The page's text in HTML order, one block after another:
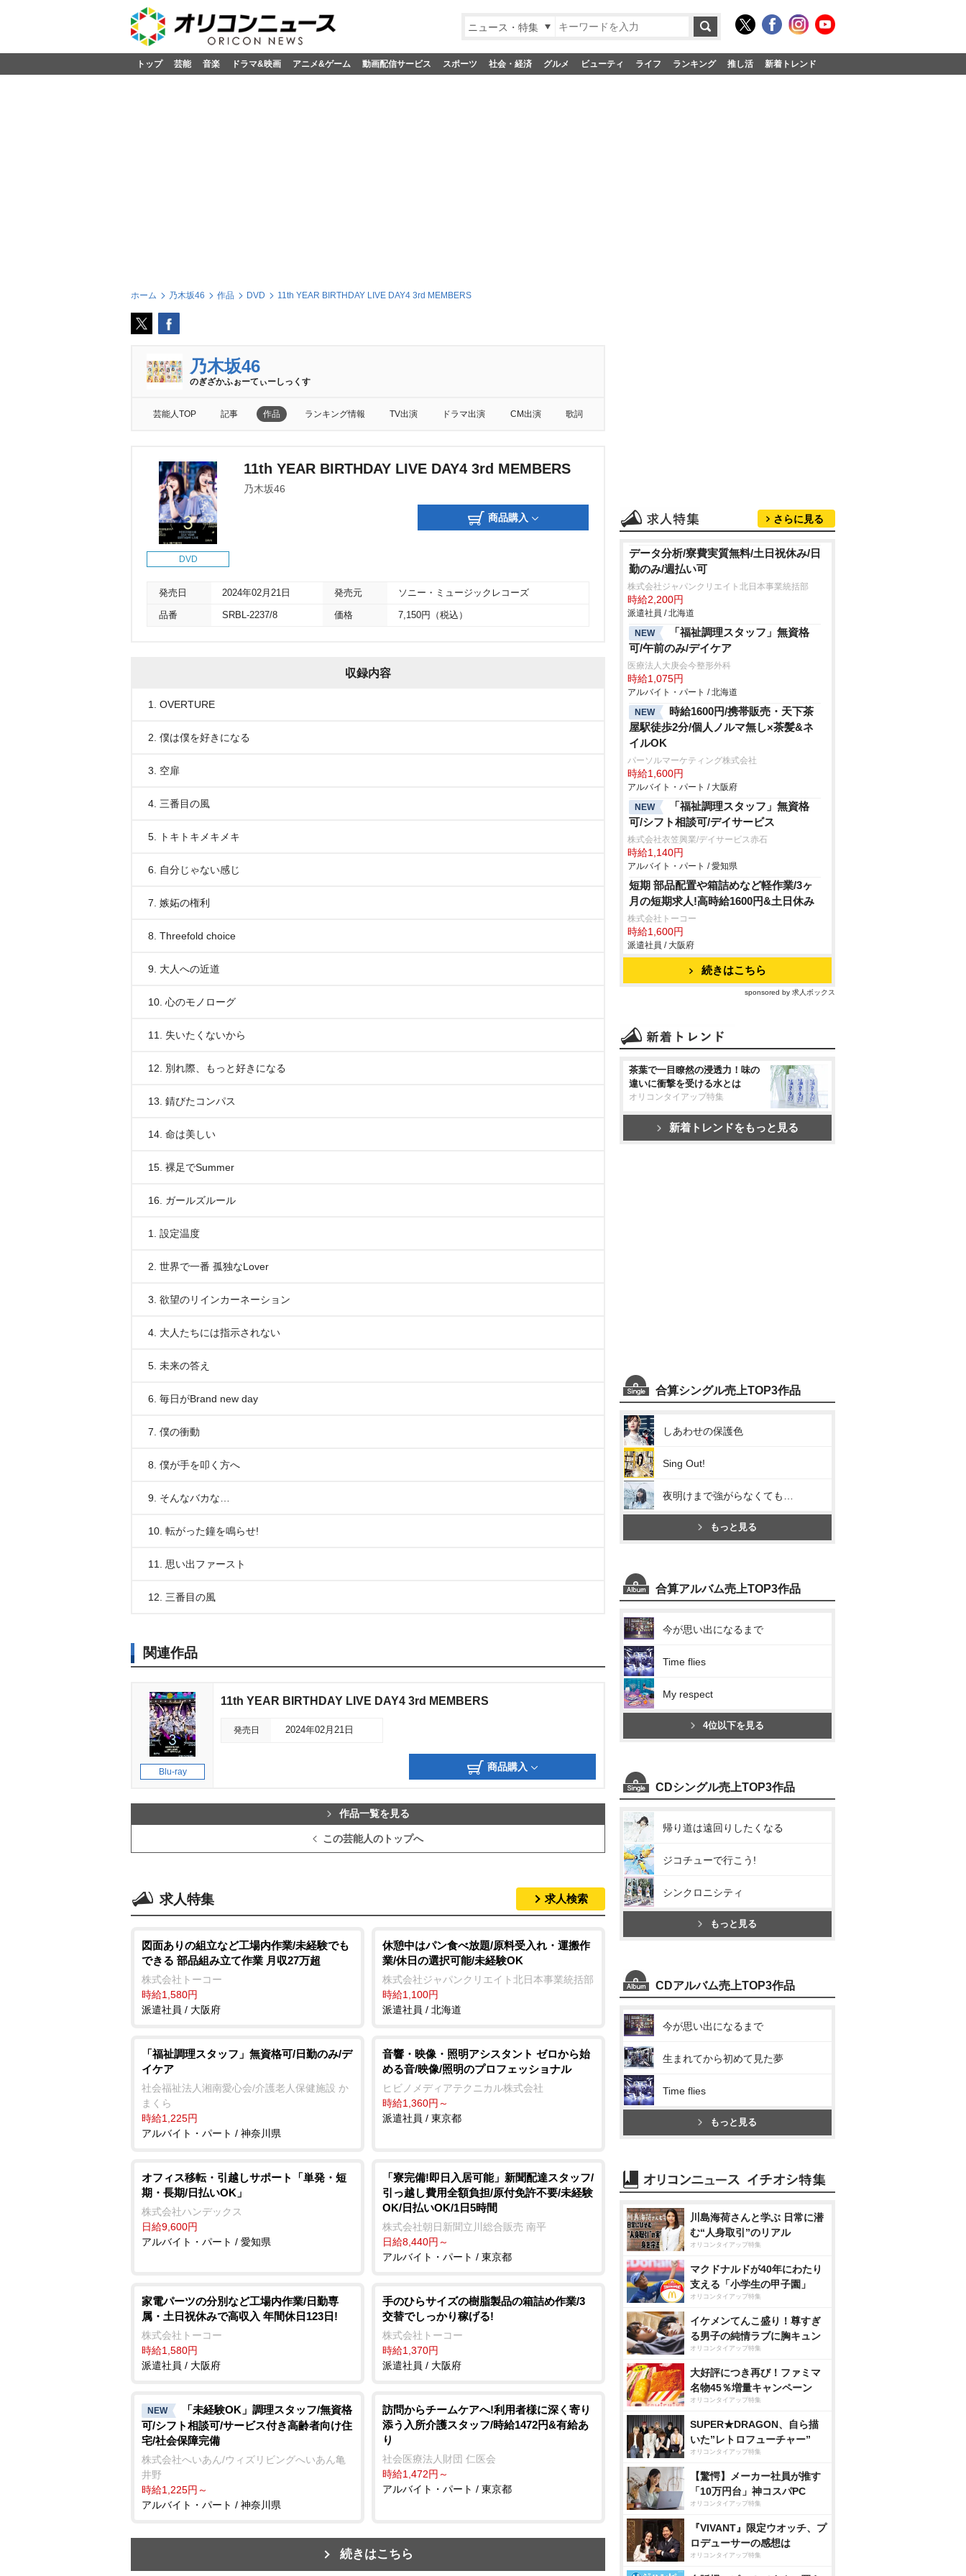
ニュース・特集
トップ 芸能 音楽 ドラマ&映画 アニメ&ゲーム 動画配信サービス スポーツ 社会・経済 グルメ ビューティ ライフ ランキング 推し活 新着トレンド
ホーム 乃木坂46 作品 DVD 11th YEAR BIRTHDAY LIVE DAY4 3rd MEMBERS
乃木坂46
のぎざかふぉーてぃーしっくす
芸能人TOP 記事 作品 ランキング情報 TV出演 ドラマ出演 CM出演 歌詞
DVD
11th YEAR BIRTHDAY LIVE DAY4 3rd MEMBERS
乃木坂46
商品購入
発売日 2024年02月21日 発売元 ソニー・ミュージックレコーズ
品番 SRBL-2237/8 価格 7,150円（税込）
収録内容
1. OVERTURE
2. 僕は僕を好きになる
3. 空扉
4. 三番目の風
5. トキトキメキメキ
6. 自分じゃない感じ
7. 嫉妬の権利
8. Threefold choice
9. 大人への近道
10. 心のモノローグ
11. 失いたくないから
12. 別れ際、もっと好きになる
13. 錆びたコンパス
14. 命は美しい
15. 裸足でSummer
16. ガールズルール
1. 設定温度
2. 世界で一番 孤独なLover
3. 欲望のリインカーネーション
4. 大人たちには指示されない
5. 未来の答え
6. 毎日がBrand new day
7. 僕の衝動
8. 僕が手を叩く方へ
9. そんなバカな…
10. 転がった鐘を鳴らせ!
11. 思い出ファースト
12. 三番目の風
関連作品
Blu-ray
11th YEAR BIRTHDAY LIVE DAY4 3rd MEMBERS
発売日 2024年02月21日
商品購入
作品一覧を見る
この芸能人のトップへ
求人特集 求人検索
図面ありの組立など工場内作業/未経験でも
できる 部品組み立て作業 月収27万超
株式会社トーコー
時給1,580円
派遣社員 / 大阪府
休憩中はパン食べ放題/原料受入れ・運搬作
業/休日の選択可能/未経験OK
株式会社ジャパンクリエイト北日本事業統括部
時給1,100円
派遣社員 / 北海道
「福祉調理スタッフ」無資格可/日勤のみ/デ
イケア
社会福祉法人湘南愛心会/介護老人保健施設 か
まくら
時給1,225円
アルバイト・パート / 神奈川県
音響・映像・照明アシスタント ゼロから始
める音/映像/照明のプロフェッショナル
ヒビノメディアテクニカル株式会社
時給1,360円～
派遣社員 / 東京都
オフィス移転・引越しサポート「単発・短
期・長期/日払いOK」
株式会社ハンデックス
日給9,600円
アルバイト・パート / 愛知県
「寮完備!即日入居可能」新聞配達スタッフ/
引っ越し費用全額負担/原付免許不要/未経験
OK/日払いOK/1日5時間
株式会社朝日新聞立川総合販売 南平
日給8,440円～
アルバイト・パート / 東京都
家電パーツの分別など工場内作業/日勤専
属・土日祝休みで高収入 年間休日123日!
株式会社トーコー
時給1,580円
派遣社員 / 大阪府
手のひらサイズの樹脂製品の箱詰め作業/3
交替でしっかり稼げる!
株式会社トーコー
時給1,370円
派遣社員 / 大阪府
NEW
「未経験OK」調理スタッフ/無資格
可/シフト相談可/サービス付き高齢者向け住
宅/社会保障完備
株式会社へいあん/ウィズリビングへいあん亀
井野
時給1,225円～
アルバイト・パート / 神奈川県
訪問からチームケアへ!利用者様に深く寄り
添う入所介護スタッフ/時給1472円&有給あ
り
社会医療法人財団 仁医会
時給1,472円～
アルバイト・パート / 東京都
続きはこちら
さらに見る
データ分析/寮費実質無料/土日祝休み/日
勤のみ/週払い可
株式会社ジャパンクリエイト北日本事業統括部
時給2,200円
派遣社員 / 北海道
NEW
「福祉調理スタッフ」無資格
可/午前のみ/デイケア
医療法人大庚会今整形外科
時給1,075円
アルバイト・パート / 北海道
NEW
時給1600円/携帯販売・天下茶
屋駅徒歩2分/個人ノルマ無し×茶髪&ネ
イルOK
パーソルマーケティング株式会社
時給1,600円
アルバイト・パート / 大阪府
NEW
「福祉調理スタッフ」無資格
可/シフト相談可/デイサービス
株式会社衣笠興業/デイサービス赤石
時給1,140円
アルバイト・パート / 愛知県
短期 部品配置や箱詰めなど軽作業/3ヶ
月の短期求人!高時給1600円&土日休み
株式会社トーコー
時給1,600円
派遣社員 / 大阪府
続きはこちら
sponsored by 求人ボックス
茶葉で一目瞭然の浸透力！味の
違いに衝撃を受ける水とは
オリコンタイアップ特集
新着トレンドをもっと見る
合算シングル売上TOP3作品
しあわせの保護色
Sing Out!
もっと見る
合算アルバム売上TOP3作品
今が思い出になるまで
Time flies
My respect
4位以下を見る
CDシングル売上TOP3作品
帰り道は遠回りしたくなる
ジコチューで行こう!
シンクロニシティ
もっと見る
CDアルバム売上TOP3作品
今が思い出になるまで
生まれてから初めて見た夢
Time flies
もっと見る
川島海荷さんと学ぶ 日常に潜
む“人身取引”のリアル
オリコンタイアップ特集
マクドナルドが40年にわたり
支える「小学生の甲子園」
オリコンタイアップ特集
イケメンてんこ盛り！尊すぎ
る男子の純情ラブに胸キュン
オリコンタイアップ特集
大好評につき再び！ファミマ
名物45％増量キャンペーン
オリコンタイアップ特集
SUPER★DRAGON、自ら描
いた”レトロフューチャー”
オリコンタイアップ特集
【驚愕】メーカー社員が推す
「10万円台」神コスパPC
オリコンタイアップ特集
『VIVANT』限定ウオッチ、プ
ロデューサーの感想は
オリコンタイアップ特集